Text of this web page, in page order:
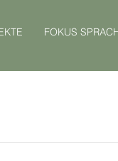
FOKUS